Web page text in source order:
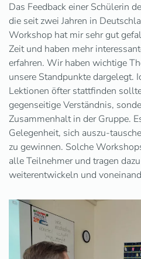
Das Feedback einer Schülerin
die seit zwei Jahren in
Workshop hat mir sehr gut
Zeit und haben mehr
erfahren. Wir haben wichtige
unsere Standpunkte dargelegt.
Lektionen öfter stattfinden
gegenseitige Verständnis,
Zusammenhalt in der Gruppe.
Gelegenheit, sich auszu-
zu gewinnen. Solche
alle Teilnehmer und tragen
weiterentwickeln und